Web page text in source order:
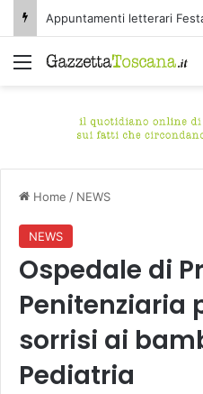
Appuntamenti letterari
Menu
Home / NEWS
NEWS
Ospedale di
Penitenziaria
sorrisi ai
Pediatria